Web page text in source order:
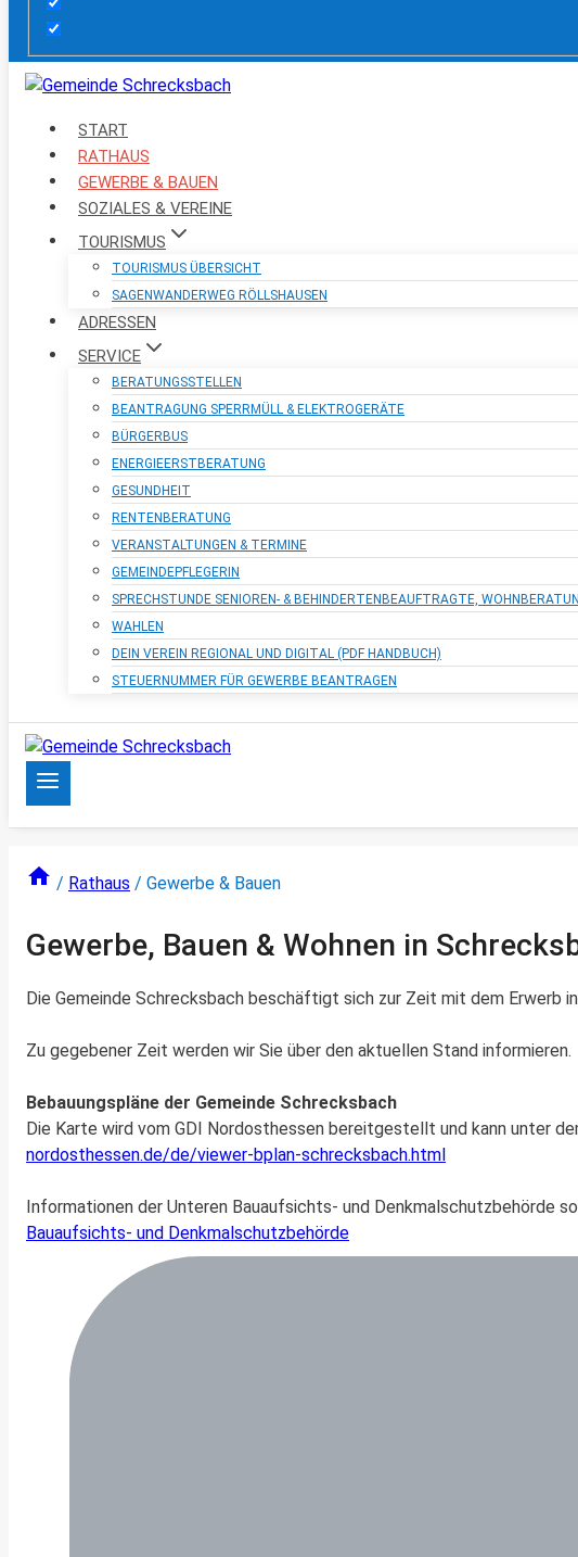
START
RATHAUS
GEWERBE & BAUEN
SOZIALES & VEREINE
TOURISMUS
TOURISMUS ÜBERSICHT
SAGENWANDERWEG RÖLLSHAUSEN
ADRESSEN
SERVICE
BERATUNGSSTELLEN
BEANTRAGUNG SPERRMÜLL & ELEKTROGERÄTE
BÜRGERBUS
ENERGIEERSTBERATUNG
GESUNDHEIT
RENTENBERATUNG
VERANSTALTUNGEN & TERMINE
GEMEINDEPFLEGERIN
SPRECHSTUNDE SENIOREN- & BEHINDERTENBEAUFTRAGTE,
WAHLEN
DEIN VEREIN REGIONAL UND DIGITAL (PDF HANDBUCH)
STEUERNUMMER FÜR GEWERBE BEANTRAGEN
/ Rathaus / Gewerbe & Bauen
Gewerbe, Bauen & Wohnen in
Die Gemeinde Schrecksbach beschäftigt sich zur Zeit mit dem Erwerb
Zu gegebener Zeit werden wir Sie über den aktuellen Stand informieren.
Bebauungspläne der Gemeinde Schrecksbach
Die Karte wird vom GDI Nordosthessen bereitgestellt und kann unter
nordosthessen.de/de/viewer-bplan-schrecksbach.html
Informationen der Unteren Bauaufsichts- und Denkmalschutzbehörde
Bauaufsichts- und Denkmalschutzbehörde